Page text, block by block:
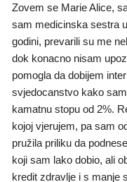
Zovem se Marie Alice,
sam medicinska sestra
godini, prevarili su me
dok konacno nisam
pomogla da dobijem
svjedocanstvo kako
kamatnu stopu od 2%.
kojoj vjerujem, pa sam
pružila priliku da
koji sam lako dobio, ali
kredit zdravlje i s manje